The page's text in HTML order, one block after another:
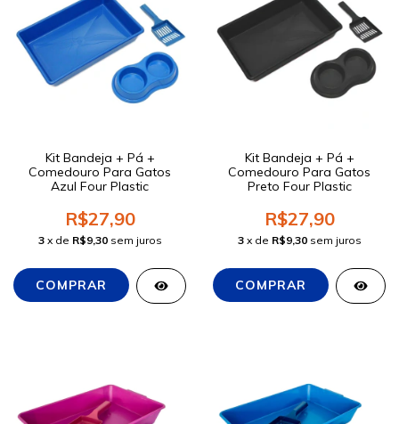
Kit Bandeja + Pá +
Comedouro Para Gatos
Azul Four Plastic
R$27,90
3 x de R$9,30 sem juros
Kit Bandeja + Pá +
Comedouro Para Gatos
Preto Four Plastic
R$27,90
3 x de R$9,30 sem juros